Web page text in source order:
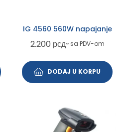
IG 4560 560W napajanje
2.200 рсд~ sa PDV-om
DODAJ U KORPU